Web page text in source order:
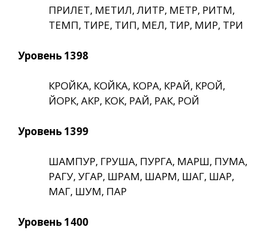
ПРИЛЕТ, МЕТИЛ, ЛИТР, МЕТР, РИТМ,
ТЕМП, ТИРЕ, ТИП, МЕЛ, ТИР, МИР, ТРИ
Уровень 1398
КРОЙКА, КОЙКА, КОРА, КРАЙ, КРОЙ,
ЙОРК, АКР, КОК, РАЙ, РАК, РОЙ
Уровень 1399
ШАМПУР, ГРУША, ПУРГА, МАРШ, ПУМА,
РАГУ, УГАР, ШРАМ, ШАРМ, ШАГ, ШАР,
МАГ, ШУМ, ПАР
Уровень 1400